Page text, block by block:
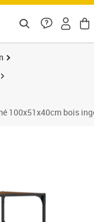
100x51x40cm bois